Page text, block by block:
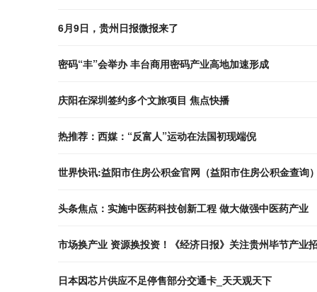
6月9日，贵州日报微报来了
密码“丰”会举办 丰台商用密码产业高地加速形成
庆阳在深圳签约多个文旅项目 焦点快播
热推荐：西媒：“反富人”运动在法国初现端倪
世界快讯:益阳市住房公积金官网（益阳市住房公积金查询）
头条焦点：实施中医药科技创新工程 做大做强中医药产业
市场换产业 资源换投资！《经济日报》关注贵州毕节产业
日本因芯片供应不足停售部分交通卡_天天观天下